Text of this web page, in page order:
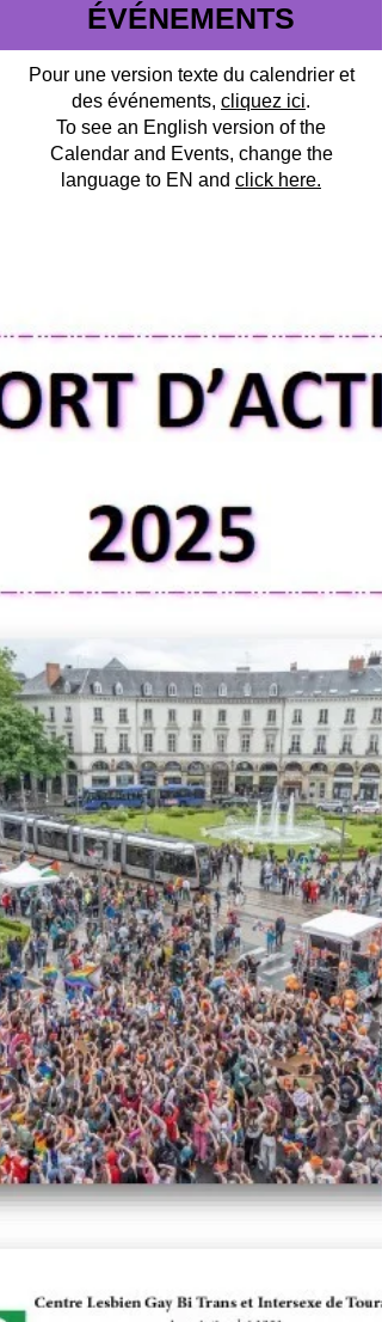
ÉVÉNEMENTS
Pour une version texte du calendrier et
des événements, cliquez ici.
To see an English version of the
Calendar and Events, change the
language to EN and click here.